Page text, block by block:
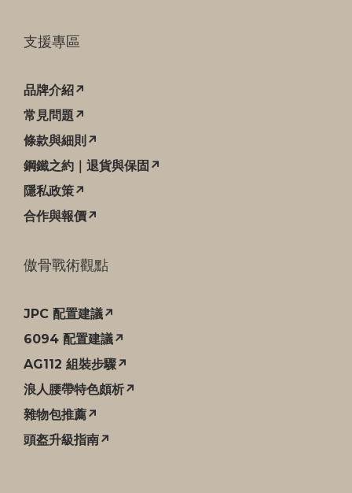
支援專區
品牌介紹↗
常見問題↗
條款與細則↗
鋼鐵之約｜退貨與保固↗
隱私政策↗
合作與報價↗
傲骨戰術觀點
JPC 配置建議↗
6094 配置建議↗
AG112 組裝步驟↗
浪人腰帶特色頗析↗
雜物包推薦↗
頭盔升級指南↗